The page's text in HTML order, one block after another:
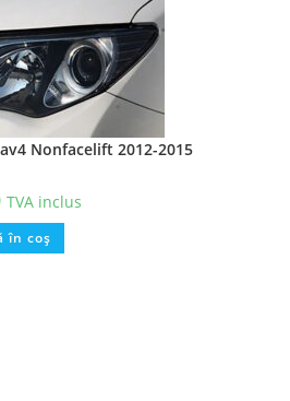
Nonfacelift 2012-2015
TVA inclus
în coș